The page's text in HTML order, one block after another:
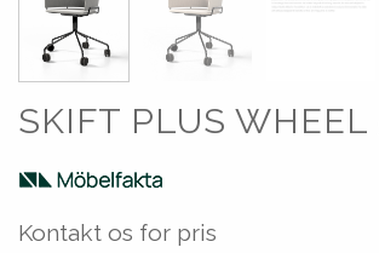
SKIFT PLUS WHEEL
Kontakt os for pris